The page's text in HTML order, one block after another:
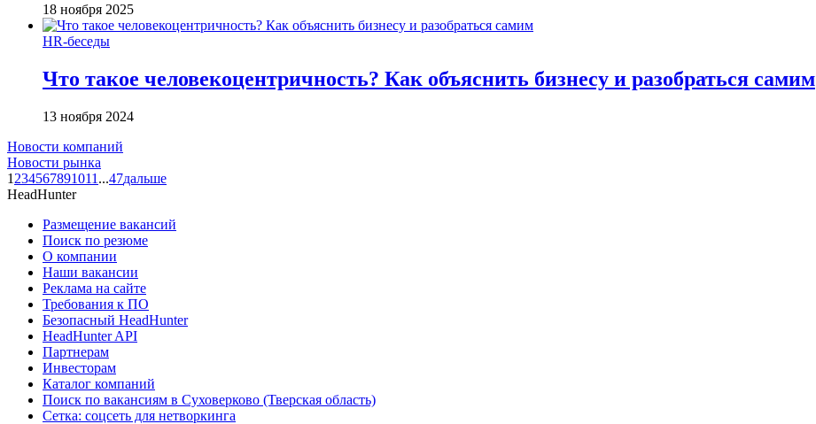
18 ноября 2025
HR-беседы
Что такое человеко­центричность? Как объяснить бизнесу и разобраться самим
13 ноября 2024
Новости компаний
Новости рынка
1 234567891011 ...47дальше
HeadHunter
Размещение вакансий
Поиск по резюме
О компании
Наши вакансии
Реклама на сайте
Требования к ПО
Безопасный HeadHunter
HeadHunter API
Партнерам
Инвесторам
Каталог компаний
Поиск по вакансиям в Суховерково (Тверская область)
Сетка: соцсеть для нетворкинга